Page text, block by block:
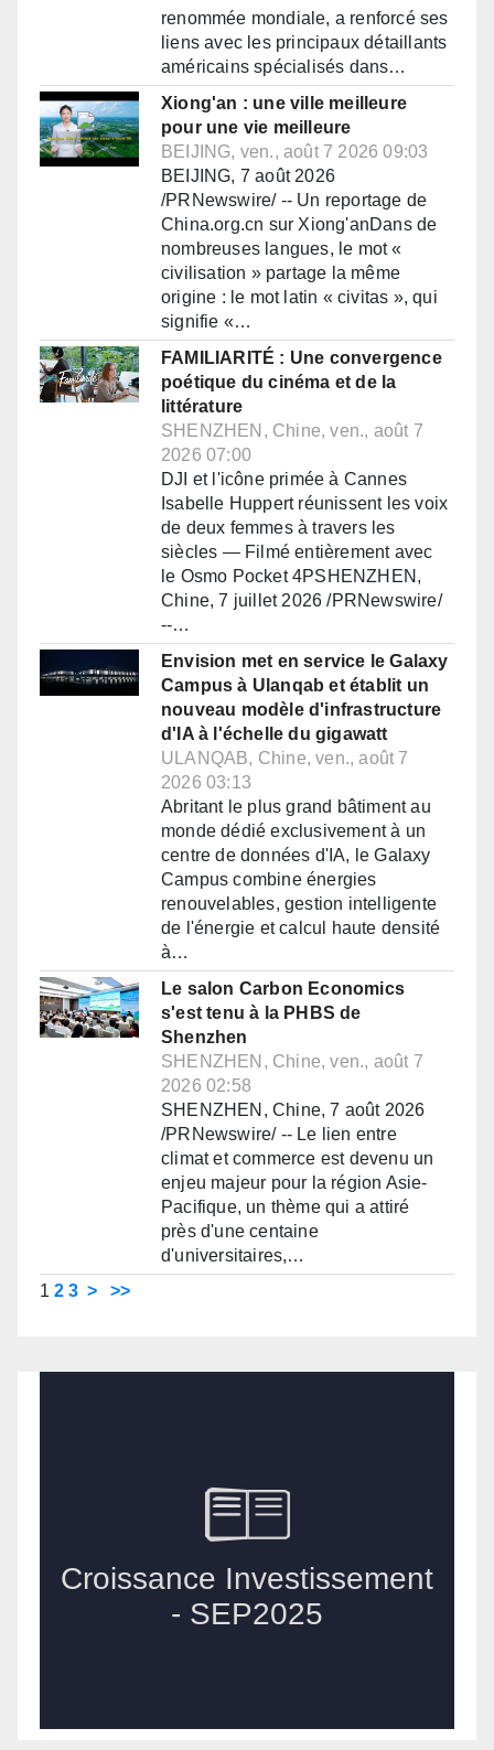
renommée mondiale, a renforcé ses
liens avec les principaux détaillants
américains spécialisés dans…
Xiong'an : une ville meilleure
pour une vie meilleure
BEIJING, ven., août 7 2026 09:03
BEIJING, 7 août 2026
/PRNewswire/ -- Un reportage de
China.org.cn sur Xiong'anDans de
nombreuses langues, le mot «
civilisation » partage la même
origine : le mot latin « civitas », qui
signifie «…
FAMILIARITÉ : Une convergence
poétique du cinéma et de la
littérature
SHENZHEN, Chine, ven., août 7
2026 07:00
DJI et l'icône primée à Cannes
Isabelle Huppert réunissent les voix
de deux femmes à travers les
siècles — Filmé entièrement avec
le Osmo Pocket 4PSHENZHEN,
Chine, 7 juillet 2026 /PRNewswire/
--…
Envision met en service le Galaxy
Campus à Ulanqab et établit un
nouveau modèle d'infrastructure
d'IA à l'échelle du gigawatt
ULANQAB, Chine, ven., août 7
2026 03:13
Abritant le plus grand bâtiment au
monde dédié exclusivement à un
centre de données d'IA, le Galaxy
Campus combine énergies
renouvelables, gestion intelligente
de l'énergie et calcul haute densité
à…
Le salon Carbon Economics
s'est tenu à la PHBS de
Shenzhen
SHENZHEN, Chine, ven., août 7
2026 02:58
SHENZHEN, Chine, 7 août 2026
/PRNewswire/ -- Le lien entre
climat et commerce est devenu un
enjeu majeur pour la région Asie-
Pacifique, un thème qui a attiré
près d'une centaine
d'universitaires,…
1 2 3 > >>